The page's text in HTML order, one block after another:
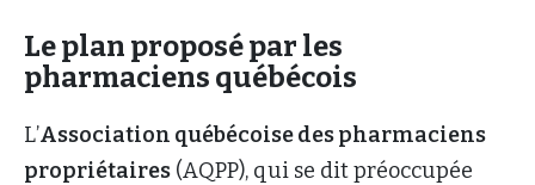
Le plan proposé par les
pharmaciens québécois
L’Association québécoise des pharmaciens
propriétaires (AQPP), qui se dit préoccupée